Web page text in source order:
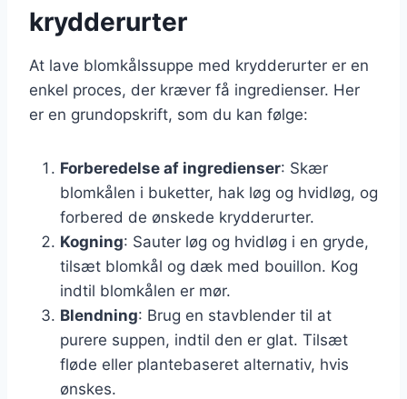
krydderurter
At lave blomkålssuppe med krydderurter er en
enkel proces, der kræver få ingredienser. Her
er en grundopskrift, som du kan følge:
Forberedelse af ingredienser: Skær
blomkålen i buketter, hak løg og hvidløg, og
forbered de ønskede krydderurter.
Kogning: Sauter løg og hvidløg i en gryde,
tilsæt blomkål og dæk med bouillon. Kog
indtil blomkålen er mør.
Blendning: Brug en stavblender til at
purere suppen, indtil den er glat. Tilsæt
fløde eller plantebaseret alternativ, hvis
ønskes.